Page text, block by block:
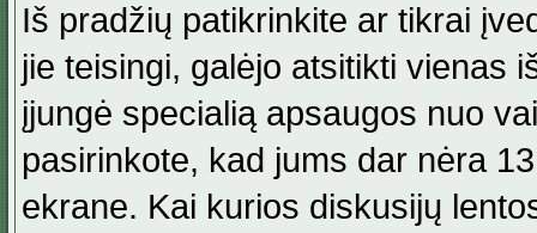
Iš pradžių patikrinkite ar tikrai
jie teisingi, galėjo atsitikti vienas
įjungė specialią apsaugos nuo
pasirinkote, kad jums dar nėra
ekrane. Kai kurios diskusijų